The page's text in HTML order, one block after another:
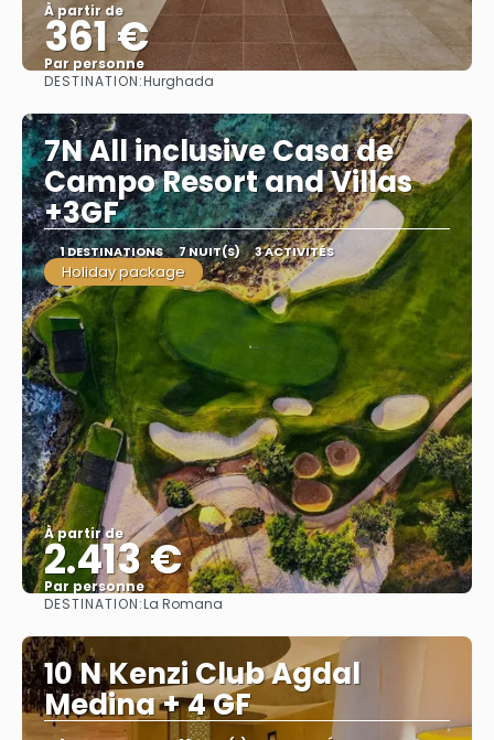
À partir de
361 €
Par personne
DESTINATION:Hurghada
7N All inclusive Casa de
Campo Resort and Villas
+3GF
1 DESTINATIONS 7 NUIT(S) 3 ACTIVITÉS
Holiday package
À partir de
2.413 €
Par personne
Afficher
DESTINATION:La Romana
10 N Kenzi Club Agdal
Medina + 4 GF